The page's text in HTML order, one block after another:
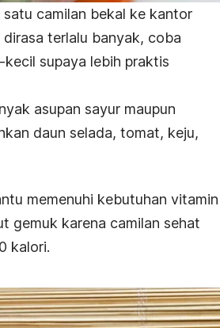
camilan bekal ke kantor
terlalu banyak, coba
supaya lebih praktis
asupan sayur maupun
daun selada, tomat, keju,
memenuhi kebutuhan vitamin
gemuk karena camilan sehat
kalori.